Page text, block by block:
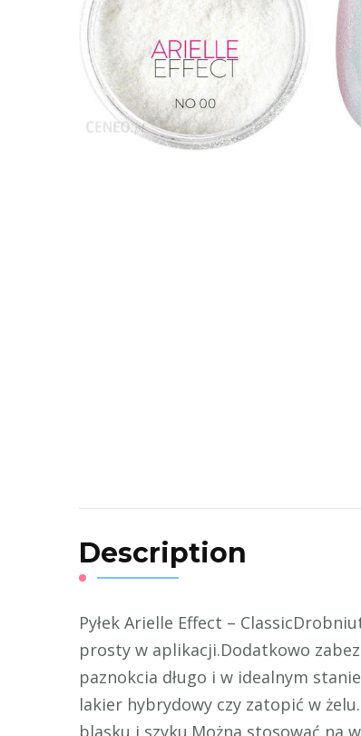
Description
Pyłek Arielle Effect –
prosty w aplikacji.Dodatkowo
paznokcia długo i w idealnym
lakier hybrydowy czy zatopić w
blasku i szyku.Można stosować na